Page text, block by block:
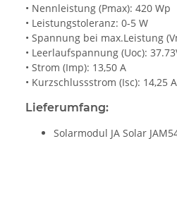
• Nennleistung (Pmax): 420 Wp
• Leistungstoleranz: 0-5 W
• Spannung bei max.Leistung
• Leerlaufspannung (Uoc):
• Strom (Imp): 13,50 A
• Kurzschlussstrom (Isc): 14,25 A
Lieferumfang:
Solarmodul JA Solar